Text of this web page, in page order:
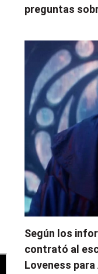
preguntas
Según los
contrató al
Loveness